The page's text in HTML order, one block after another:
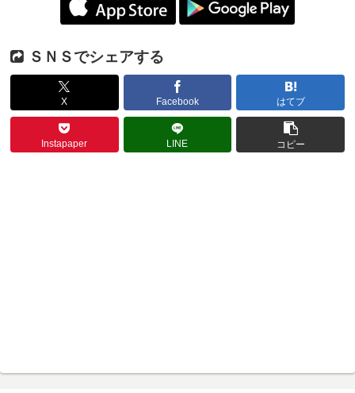
ＳＮＳでシェアする
X Facebook はてブ
Instapaper LINE コピー